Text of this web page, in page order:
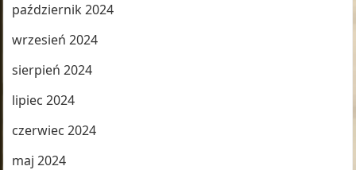
październik 2024
wrzesień 2024
sierpień 2024
lipiec 2024
czerwiec 2024
maj 2024